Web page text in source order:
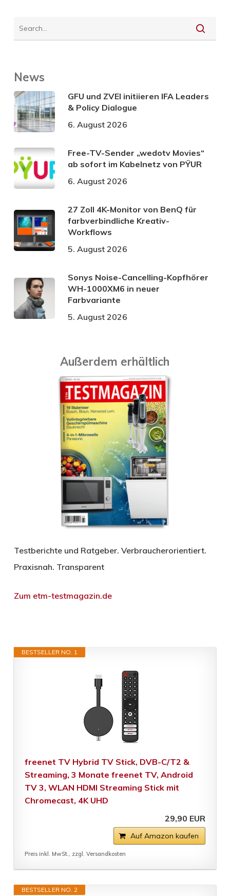
News
GFU und ZVEI initiieren IFA Leaders
& Policy Dialogue
6. August 2026
Free-TV-Sender „wedotv Movies“
ab sofort im Kabelnetz von PŸUR
6. August 2026
27 Zoll 4K-Monitor von BenQ für
farbverbindliche Kreativ-
Workflows
5. August 2026
Sonys Noise-Cancelling-Kopfhörer
WH-1000XM6 in neuer
Farbvariante
5. August 2026
Außerdem erhältlich
Testberichte und Ratgeber. Verbraucherorientiert.
Praxisnah. Transparent
Zum etm-testmagazin.de
BESTSELLER NO. 1
freenet TV Hybrid TV Stick, DVB-C/T2 &
Streaming, 3 Monate freenet TV, Android
TV 3, WLAN HDMI Streaming Stick mit
Chromecast, 4K UHD
29,90 EUR
Auf Amazon kaufen
Preis inkl. MwSt., zzgl. Versandkosten
BESTSELLER NO. 2